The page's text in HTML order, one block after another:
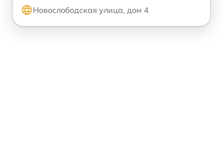
Новослободская улица, дом 4